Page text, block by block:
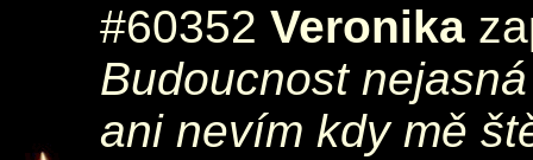
#60352 Veronika
Budoucnost
ani nevím kdy mě